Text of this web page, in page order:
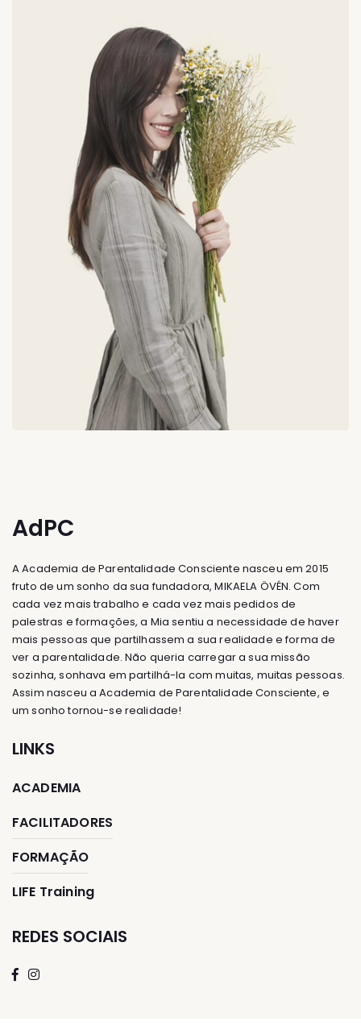
AdPC
A Academia de Parentalidade Consciente nasceu em 2015
fruto de um sonho da sua fundadora, MIKAELA ÖVÉN. Com
cada vez mais trabalho e cada vez mais pedidos de
palestras e formações, a Mia sentiu a necessidade de haver
mais pessoas que partilhassem a sua realidade e forma de
ver a parentalidade. Não queria carregar a sua missão
sozinha, sonhava em partilhá-la com muitas, muitas pessoas.
Assim nasceu a Academia de Parentalidade Consciente, e
um sonho tornou-se realidade!
LINKS
ACADEMIA
FACILITADORES
FORMAÇÃO
LIFE Training
REDES SOCIAIS